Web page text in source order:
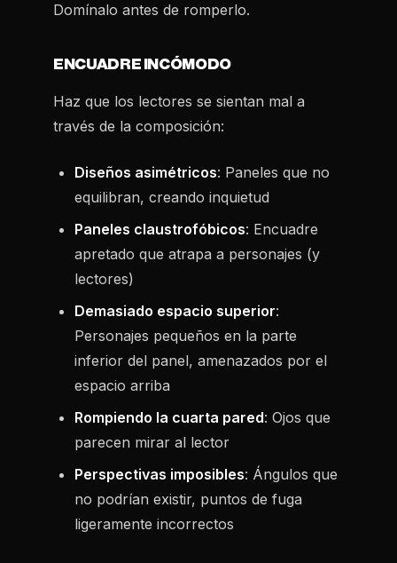
Domínalo antes de romperlo.
ENCUADRE INCÓMODO
Haz que los lectores se sientan mal a
través de la composición:
Diseños asimétricos: Paneles que no
equilibran, creando inquietud
Paneles claustrofóbicos: Encuadre
apretado que atrapa a personajes (y
lectores)
Demasiado espacio superior:
Personajes pequeños en la parte
inferior del panel, amenazados por el
espacio arriba
Rompiendo la cuarta pared: Ojos que
parecen mirar al lector
Perspectivas imposibles: Ángulos que
no podrían existir, puntos de fuga
ligeramente incorrectos